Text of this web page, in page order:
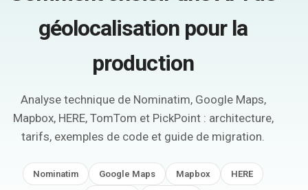
géolocalisation pour la
production
Analyse technique de Nominatim, Google Maps,
Mapbox, HERE, TomTom et PickPoint : architecture,
tarifs, exemples de code et guide de migration.
Nominatim Google Maps Mapbox HERE